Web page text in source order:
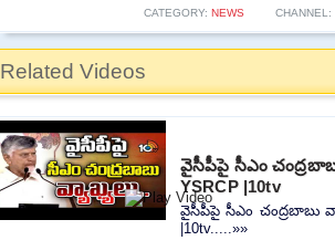
CATEGORY: NEWS CHANNEL:
Related Videos
వైసీపీపై సీఎం
YSRCP |10tv
వైసీపీపై సీఎం చంద్రబాబు
|10tv.....»»